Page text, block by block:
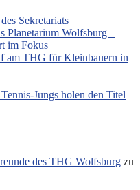
Sekretariats
Planetarium Wolfsburg –
im Fokus
am THG für Kleinbauern in
holen den Titel
des THG Wolfsburg zu